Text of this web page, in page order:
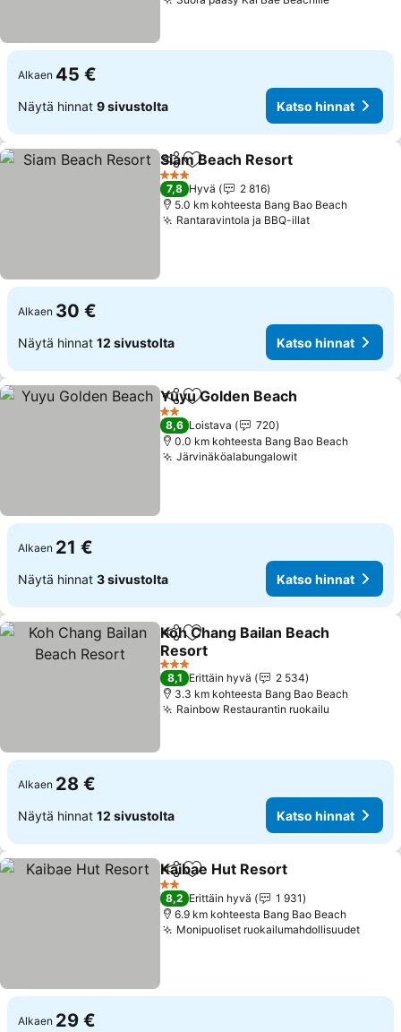
Alkaen 45 €
Näytä hinnat 9 sivustolta Katso hinnat
Jaa Lisää suosikkeihin
Siam Beach Resort
3 Tähtiluokitus
7,8 Hyvä
2 816
5.0 km kohteesta Bang Bao Beach
Rantaravintola ja BBQ-illatKatso hinnat
Alkaen 30 €
Näytä hinnat 12 sivustolta Katso hinnat
Jaa Lisää suosikkeihin
Yuyu Golden Beach
2 Tähtiluokitus
8,6 Loistava
720
0.0 km kohteesta Bang Bao Beach
JärvinäköalabungalowitKatso hinnat
Alkaen 21 €
Näytä hinnat 3 sivustolta Katso hinnat
Jaa Lisää suosikkeihin
Koh Chang Bailan Beach
Resort
Katso hinnat
3 Tähtiluokitus
8,1 Erittäin hyvä
2 534
3.3 km kohteesta Bang Bao Beach
Rainbow Restaurantin ruokailu
Alkaen 28 €
Näytä hinnat 12 sivustolta Katso hinnat
Jaa Lisää suosikkeihin
Kaibae Hut Resort
2 Tähtiluokitus
8,2 Erittäin hyvä
1 931
6.9 km kohteesta Bang Bao Beach
Monipuoliset ruokailumahdollisuudet
Alkaen 29 €